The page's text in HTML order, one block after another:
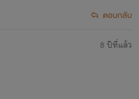
ตอบกลับ
8 ปีที่แล้ว